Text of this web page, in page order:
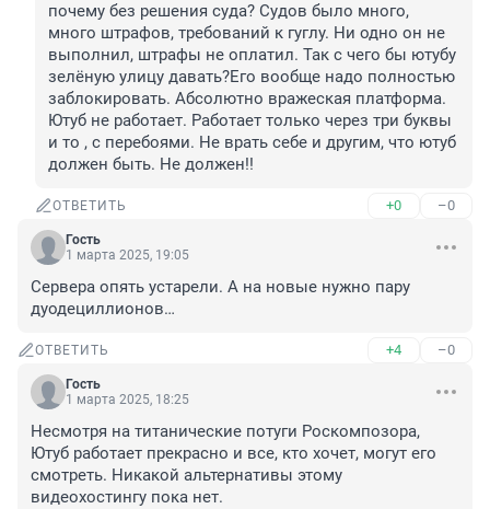
почему без решения суда? Судов было много,
много штрафов, требований к гуглу. Ни одно он не
выполнил, штрафы не оплатил. Так с чего бы ютубу
зелёную улицу давать?Его вообще надо полностью
заблокировать. Абсолютно вражеская платформа.
Ютуб не работает. Работает только через три буквы
и то , с перебоями. Не врать себе и другим, что ютуб
должен быть. Не должен!!
ОТВЕТИТЬ +0 –0
Гость
1 марта 2025, 19:05
Сервера опять устарели. А на новые нужно пару
дуодециллионов…
ОТВЕТИТЬ +4 –0
Гость
1 марта 2025, 18:25
Несмотря на титанические потуги Роскомпозора,
Ютуб работает прекрасно и все, кто хочет, могут его
смотреть. Никакой альтернативы этому
видеохостингу пока нет.